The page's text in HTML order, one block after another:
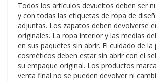
Todos los artículos devueltos deben ser
y con todas las etiquetas de ropa de
adjuntas. Los zapatos deben devolverse
originales. La ropa interior y las medias
en sus paquetes sin abrir. El cuidado de la
cosméticos deben estar sin abrir con el
su empaque original. Los productos
venta final no se pueden devolver ni